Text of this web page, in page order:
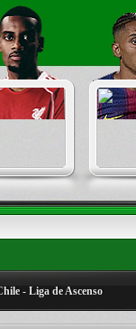
- Liga de Ascenso